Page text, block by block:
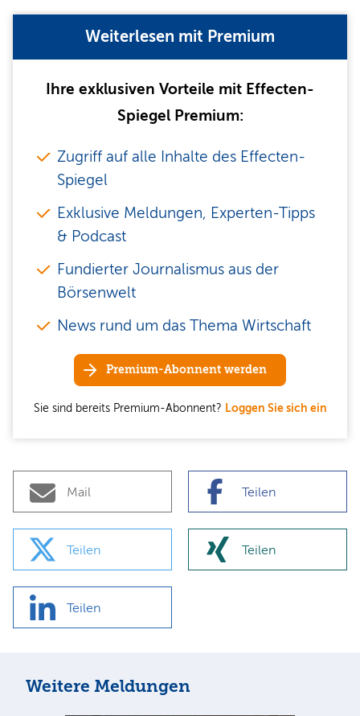
Weiterlesen mit Premium
Ihre exklusiven Vorteile mit Effecten-
Spiegel Premium:
Zugriff auf alle Inhalte des Effecten-
Spiegel
Exklusive Meldungen, Experten-Tipps
& Podcast
Fundierter Journalismus aus der
Börsenwelt
News rund um das Thema Wirtschaft
Premium-Abonnent werden
Sie sind bereits Premium-Abonnent? Loggen Sie sich ein
Mail Teilen
Teilen Teilen
Teilen
Weitere Meldungen